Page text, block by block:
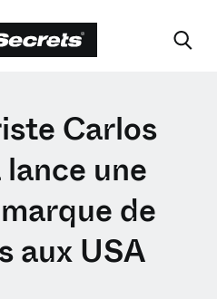
VOTRE
Carlos
une
de
aux USA